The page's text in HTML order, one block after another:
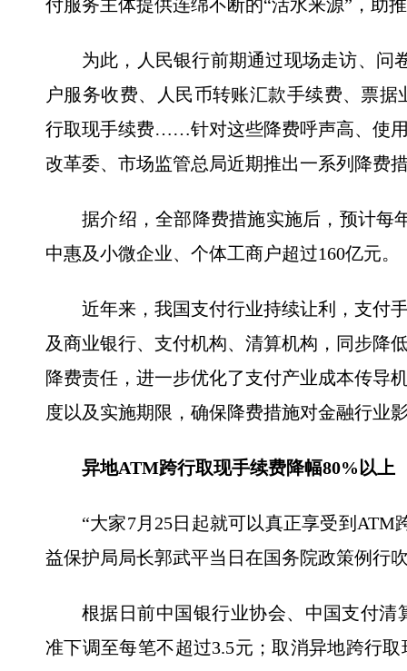
付服务主体提供连绵不断的“活水来源”，助
为此，人民银行前期通过现场走访、问
户服务收费、人民币转账汇款手续费、票
行取现手续费……针对这些降费呼声高、使
改革委、市场监管总局近期推出一系列降费
据介绍，全部降费措施实施后，预计每
中惠及小微企业、个体工商户超过160亿元。
近年来，我国支付行业持续让利，支付
及商业银行、支付机构、清算机构，同步降
降费责任，进一步优化了支付产业成本传导
度以及实施期限，确保降费措施对金融行业
异地ATM跨行取现手续费降幅80%以上
“大家7月25日起就可以真正享受到
益保护局局长郭武平当日在国务院政策例行
根据日前中国银行业协会、中国支付
准下调至每笔不超过3.5元；取消异地跨行